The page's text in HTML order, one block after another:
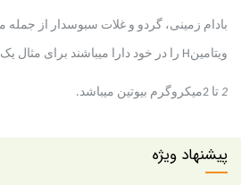
بادام زمینی، گردو و غلات سبوس­دار از جمله
ویتامینH را در خود دارا می­باشند برای مثال
2 تا 2میکروگرم بیوتین می­باشد.
پیشنهاد ویژه